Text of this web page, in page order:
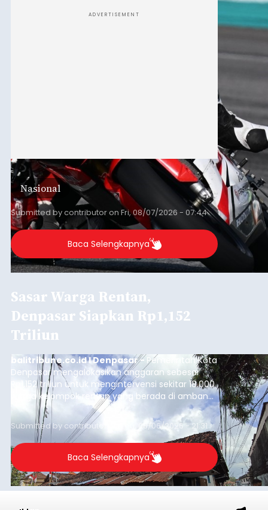
ADVERTISEMENT
Nasional
Submitted bycontributoron Fri, 08/07/2026 - 07:44
Baca Selengkapnya
Sasar Warga Rentan,
Denpasar Siapkan Rp1,152
Triliun
balitribune.co.id I Denpasar - Pemerintah Kota
Denpasar mengalokasikan anggaran sebesar
Rp1,152 triliun untuk mengintervensi sekitar 18.000
warga kelompok rentan yang berada di ambang
garis kemiskinan. Langkah strategis ini diambil
guna menjaga masyarakat yang berada pada
kelompok desil 5 dan 6 tersebut agar tidak
merosot ke kategori miskin.
Submitted by contributor Thu, 08/06/2026 - 21:31
Baca Selengkapnya